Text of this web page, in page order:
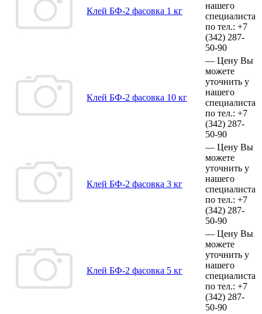
Клей БФ-2 фасовка 1 кг
нашего
специалиста
по тел.: +7
(342) 287-
50-90
Клей БФ-2 фасовка 10 кг
— Цену Вы
можете
уточнить у
нашего
специалиста
по тел.: +7
(342) 287-
50-90
Клей БФ-2 фасовка 3 кг
— Цену Вы
можете
уточнить у
нашего
специалиста
по тел.: +7
(342) 287-
50-90
Клей БФ-2 фасовка 5 кг
— Цену Вы
можете
уточнить у
нашего
специалиста
по тел.: +7
(342) 287-
50-90